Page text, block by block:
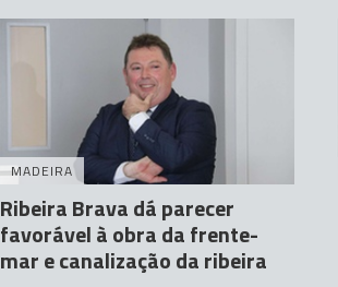
MADEIRA
Ribeira Brava dá parecer
favorável à obra da frente-
mar e canalização da ribeira